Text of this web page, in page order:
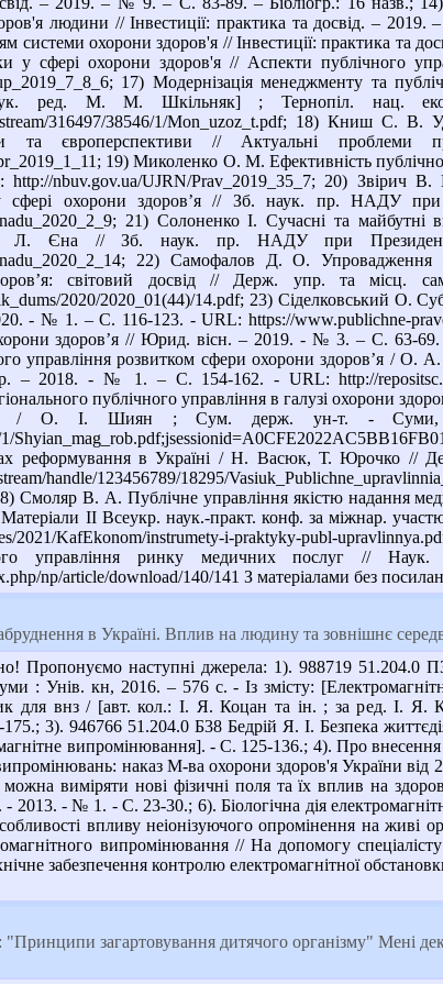
людини // Інвестиції: практика та досвід. –
системи охорони здоров'я // Інвестиції: практика та
у сфері охорони здоров'я // Аспекти
17) Модернізація менеджменту та
ред. М. М. Шкільняк] ; Тернопіл. нац.
316497/38546/1/Mon_uzoz_t.pdf; 18) Книш С. В.
та європерспективи // Актуальні
19) Миколенко О. М. Ефективність
nbuv.gov.ua/UJRN/Prav_2019_35_7; 20) Звірич В.
у сфері охорони здоров’я // Зб. наук. пр. НАДУ
21) Солоненко І. Сучасні та
Л. Єна // Зб. наук. пр. НАДУ при
22) Самофалов Д. О. Упровадження
світовий досвід // Держ. упр. та
2020/2020_01(44)/14.pdf; 23) Сiделковський О.
- № 1. – С. 116-123. - URL: https://www.publichne-
здоров’я // Юрид. вісн. – 2019. - № 3. – С. 63-
управління розвитком сфери охорони здоров’я /
– 2018. - № 1. – С. 154-162. - URL: http://
публічного управління в галузі охорони
/ О. І. Шиян ; Сум. держ. ун-т. - Суми,
1/
реформування в Україні / Н. Васюк, Т. Юрочко
handle/123456789/18295/
Смоляр В. А. Публічне управління якістю надання
: Матеріали ІІ Всеукр. наук.-практ. конф. за
2021/KafEkonom/instrumety-i-praktyky-publ-
управління ринку медичних
np/article/download/140/141 З матеріалами без
в Україні. Вплив на людину та зовнішнє
Пропонуємо наступні джерела: 1). 988719 51.204.0
: Унів. кн, 2016. – 576 с. - Із змісту:
для внз / [авт. кол.: І. Я. Коцан та ін. ; за ред. І.
3). 946766 51.204.0 Б38 Бедрій Я. І. Безпека
випромінювання]. - С. 125-136.; 4). Про
наказ М-ва охорони здоров'я України
виміряти нові фізичні поля та їх вплив на
2013. - № 1. - С. 23-30.; 6). Біологічна дія
впливу неіонізуючого опромінення на
випромінювання // На допомогу
забезпечення контролю електромагнітної
загартовування дитячого організму" Мені